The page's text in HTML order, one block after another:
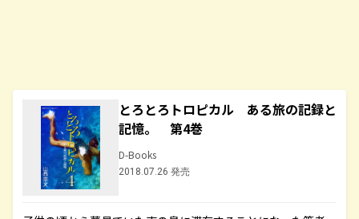
とろとろトロピカル ある旅の記録と
記憶。 第4巻
D-Books
2018.07.26 発売